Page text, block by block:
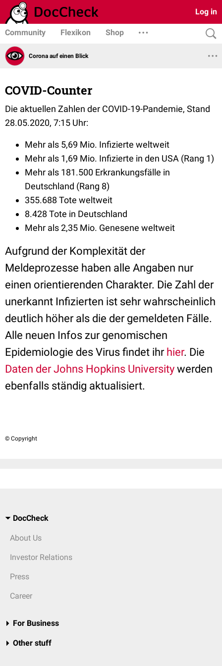
Log in
Community Flexikon Shop
Corona auf einen Blick
COVID-Counter
Die aktuellen Zahlen der COVID-19-Pandemie, Stand
28.05.2020, 7:15 Uhr:
Mehr als 5,69 Mio. Infizierte weltweit
Mehr als 1,69 Mio. Infizierte in den USA (Rang 1)
Mehr als 181.500 Erkrankungsfälle in
Deutschland (Rang 8)
355.688 Tote weltweit
8.428 Tote in Deutschland
Mehr als 2,35 Mio. Genesene weltweit
Aufgrund der Komplexität der
Meldeprozesse haben alle Angaben nur
einen orientierenden Charakter. Die Zahl der
unerkannt Infizierten ist sehr wahrscheinlich
deutlich höher als die der gemeldeten Fälle.
Alle neuen Infos zur genomischen
Epidemiologie des Virus findet ihr hier. Die
Daten der Johns Hopkins University werden
ebenfalls ständig aktualisiert.
© Copyright
DocCheck
About Us
Investor Relations
Press
Career
For Business
Other stuff